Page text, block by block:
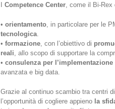
I Competence Center , come il Bi-
• orientamento , in particolare per le
tecnologica
• formazione , con l’obiettivo di
reali , allo scopo di supportare la
• consulenza per
avanzata e big data.
Grazie al continuo scambio tra centri
l’opportunità di cogliere appieno la